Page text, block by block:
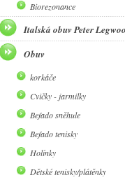
Biorezonance
Italská obuv Peter
Obuv
korkáče
Cvičky - jarmilky
Befado sněhule
Befado tenisky
Holínky
Dětské tenisky/plátěnky